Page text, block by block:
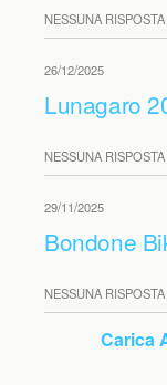
NESSUNA RISPOSTA
26/12/2025
Lunagaro
NESSUNA RISPOSTA
29/11/2025
Bondone
NESSUNA RISPOSTA
Carica